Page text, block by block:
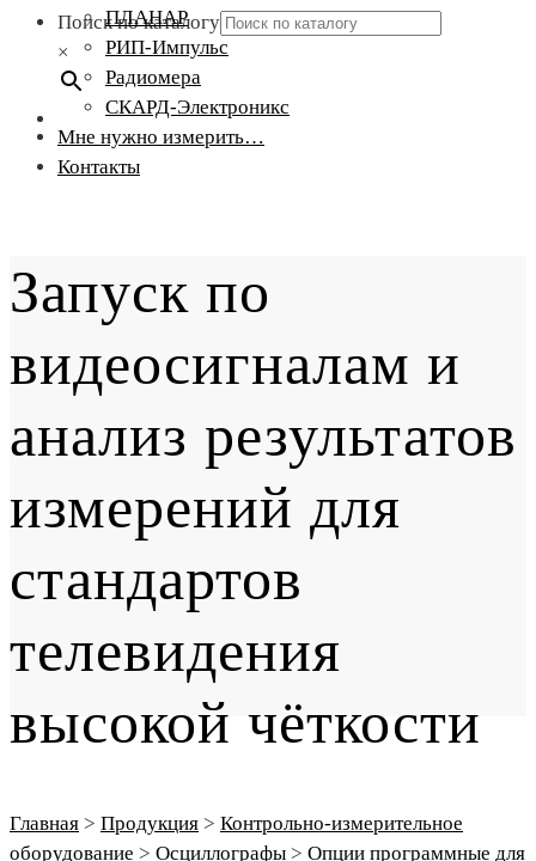
Поиск по каталогу
×
ПЛАНАР
РИП-Импульс
Радиомера
СКАРД-Электроникс
Мне нужно измерить…
Контакты
Запуск по
видеосигналам и
анализ результатов
измерений для
стандартов
телевидения
высокой чёткости
Главная > Продукция > Контрольно-измерительное
оборудование > Осциллографы > Опции программные для